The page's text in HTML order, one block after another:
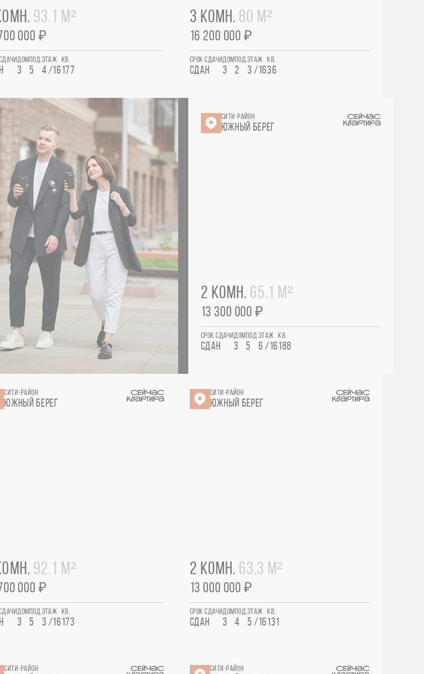
93.1 М²
000 ₽
ДОМ
3
ПОД.
5
ЭТАЖ
4 /16
КВ.
177
3 КОМН. 80 М²
16 200 000 ₽
СРОК СДАЧИ
СДАН
ДОМ
3
ПОД.
2
ЭТАЖ
3 /16
КВ.
36
СИТИ-РАЙОН
ЮЖНЫЙ БЕРЕГ
2 КОМН. 65.1 М²
13 300 000 ₽
СРОК СДАЧИ
СДАН
ДОМ
3
ПОД.
5
ЭТАЖ
6 /16
КВ.
188
СИТИ-РАЙОН
ЮЖНЫЙ БЕРЕГ
92.1 М²
000 ₽
ДОМ
3
ПОД.
5
ЭТАЖ
3 /16
КВ.
173
СИТИ-РАЙОН
ЮЖНЫЙ БЕРЕГ
2 КОМН. 63.3 М²
13 000 000 ₽
СРОК СДАЧИ
СДАН
ДОМ
3
ПОД.
4
ЭТАЖ
5 /16
КВ.
131
СИТИ-РАЙОН СИТИ-РАЙОН